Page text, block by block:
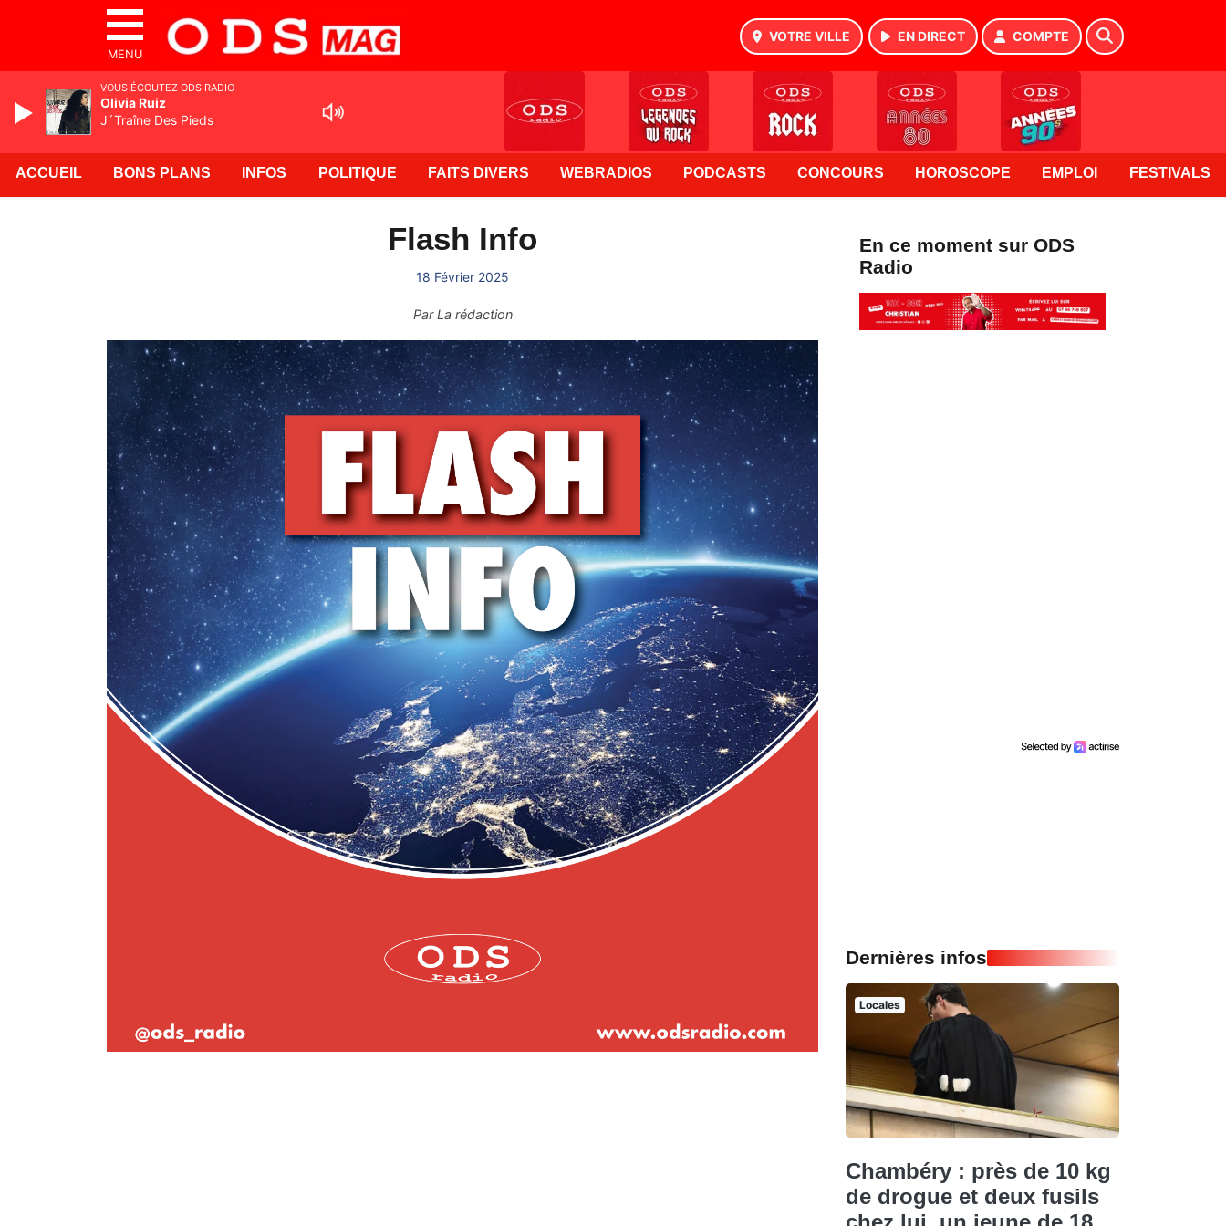
MENU
VOTRE VILLE EN DIRECT COMPTE
ACCUEIL BONS PLANS INFOS POLITIQUE FAITS DIVERS WEBRADIOS PODCASTS CONCOURS HOROSCOPE EMPLOI FESTIVALS
Flash Info
18 Février 2025
ParLa rédaction
En ce moment sur ODS
Radio
Dernières infos
Locales
Chambéry : près de 10 kg
de drogue et deux fusils
VOUS ÉCOUTEZ ODS RADIO
Olivia Ruiz
J´Traîne Des Pieds